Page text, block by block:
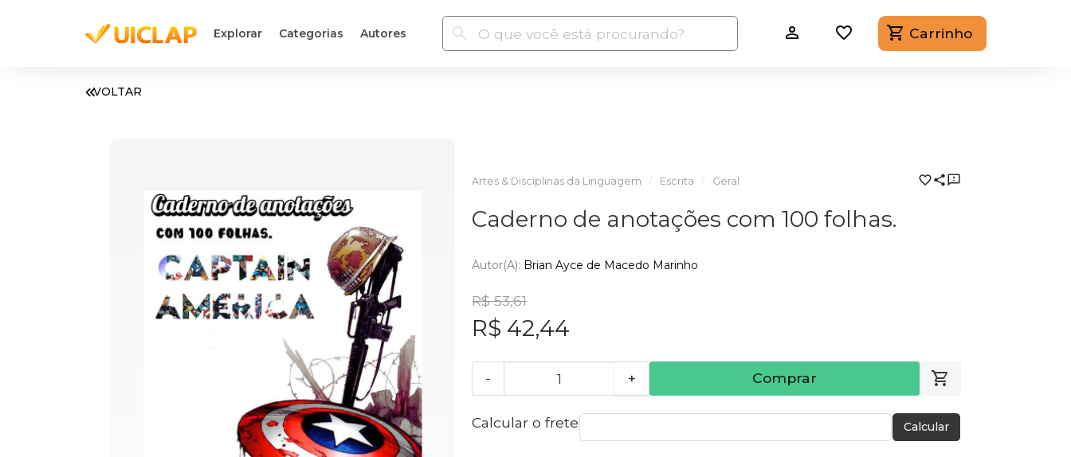
Explorar Categorias Autores Carrinho
VOLTAR
Artes & Disciplinas da Linguagem Escrita Geral
Caderno de anotações com 100 folhas.
Autor(a): Brian Ayce de Macedo Marinho
R$ 53,61
R$ 42,44
- + Comprar
Calcular o frete Calcular